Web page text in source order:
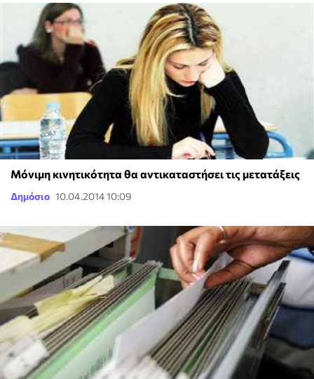
Μόνιμη κινητικότητα θα αντικαταστήσει τις μετατάξεις
Δημόσιο 10.04.2014 10:09